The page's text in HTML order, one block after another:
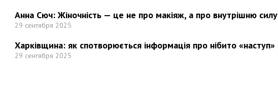
Анна Сюч: Жіночність — це не про макіяж, а про внутрішню силу
29 сентября 2025
Харківщина: як спотворюється інформація про нібито «наступ»
29 сентября 2025